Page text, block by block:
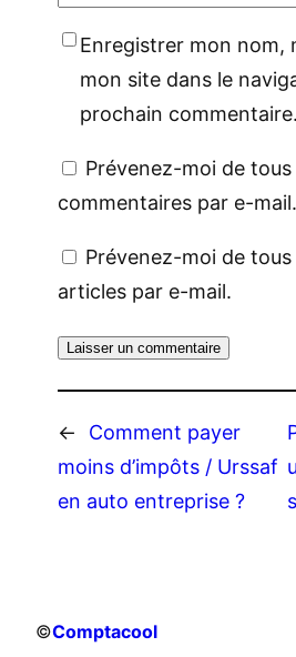
Enregistrer mon nom,
mon site dans le
prochain commentaire.
Prévenez-moi de
commentaires par e-mail.
Prévenez-moi de
articles par e-mail.
←
Comment payer
moins d’impôts / Urssaf
en auto entreprise ?
©Comptacool